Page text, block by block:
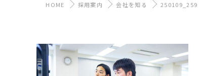
HOME 採用案内 会社を知る 250109_259